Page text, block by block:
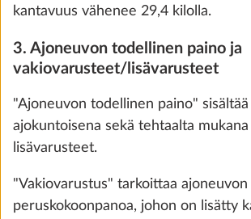
sävytetyt, alkuperäisten
tilalle
kantavuus vähenee 29,4 kilolla.
3. Ajoneuvon todellinen paino ja
vakiovarusteet/lisävarusteet
"Ajoneuvon todellinen paino"
ajokuntoisena sekä tehtaalta
lisävarusteet.
"Vakiovarustus" tarkoittaa ajoneuvon
peruskokoonpanoa, johon on lisätty